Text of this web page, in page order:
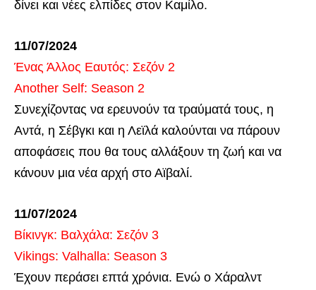
δίνει και νέες ελπίδες στον Καμίλο.
11/07/2024
Ένας Άλλος Εαυτός: Σεζόν 2
Another Self: Season 2
Συνεχίζοντας να ερευνούν τα τραύματά τους, η
Αντά, η Σέβγκι και η Λεϊλά καλούνται να πάρουν
αποφάσεις που θα τους αλλάξουν τη ζωή και να
κάνουν μια νέα αρχή στο Αϊβαλί.
11/07/2024
Βίκινγκ: Βαλχάλα: Σεζόν 3
Vikings: Valhalla: Season 3
Έχουν περάσει επτά χρόνια. Ενώ ο Χάραλντ